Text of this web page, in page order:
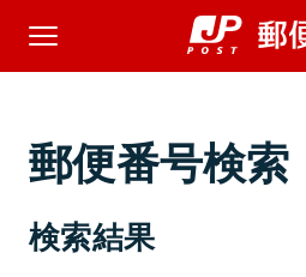
郵便番号検索
検索結果